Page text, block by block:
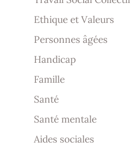
Ethique et Valeurs
Personnes âgées
Handicap
Famille
Santé
Santé mentale
Aides sociales